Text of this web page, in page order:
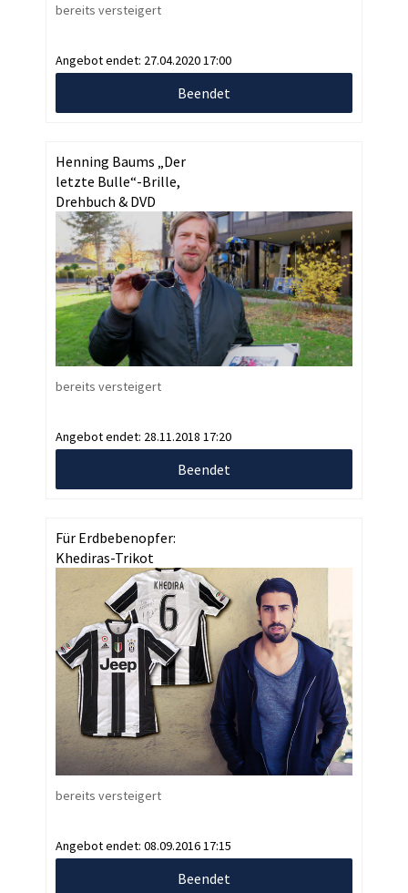
bereits versteigert
Angebot endet: 27.04.2020 17:00
Beendet
Henning Baums „Der
letzte Bulle“-Brille,
Drehbuch & DVD
bereits versteigert
Angebot endet: 28.11.2018 17:20
Beendet
Für Erdbebenopfer:
Khediras-Trikot
bereits versteigert
Angebot endet: 08.09.2016 17:15
Beendet